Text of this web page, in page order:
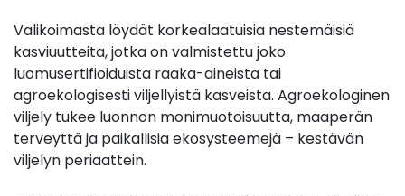
Valikoimasta löydät korkealaatuisia nestemäisiä
kasviuutteita, jotka on valmistettu joko
luomusertifioiduista raaka-aineista tai
agroekologisesti viljellyistä kasveista. Agroekologinen
viljely tukee luonnon monimuotoisuutta, maaperän
terveyttä ja paikallisia ekosysteemejä – kestävän
viljelyn periaattein.